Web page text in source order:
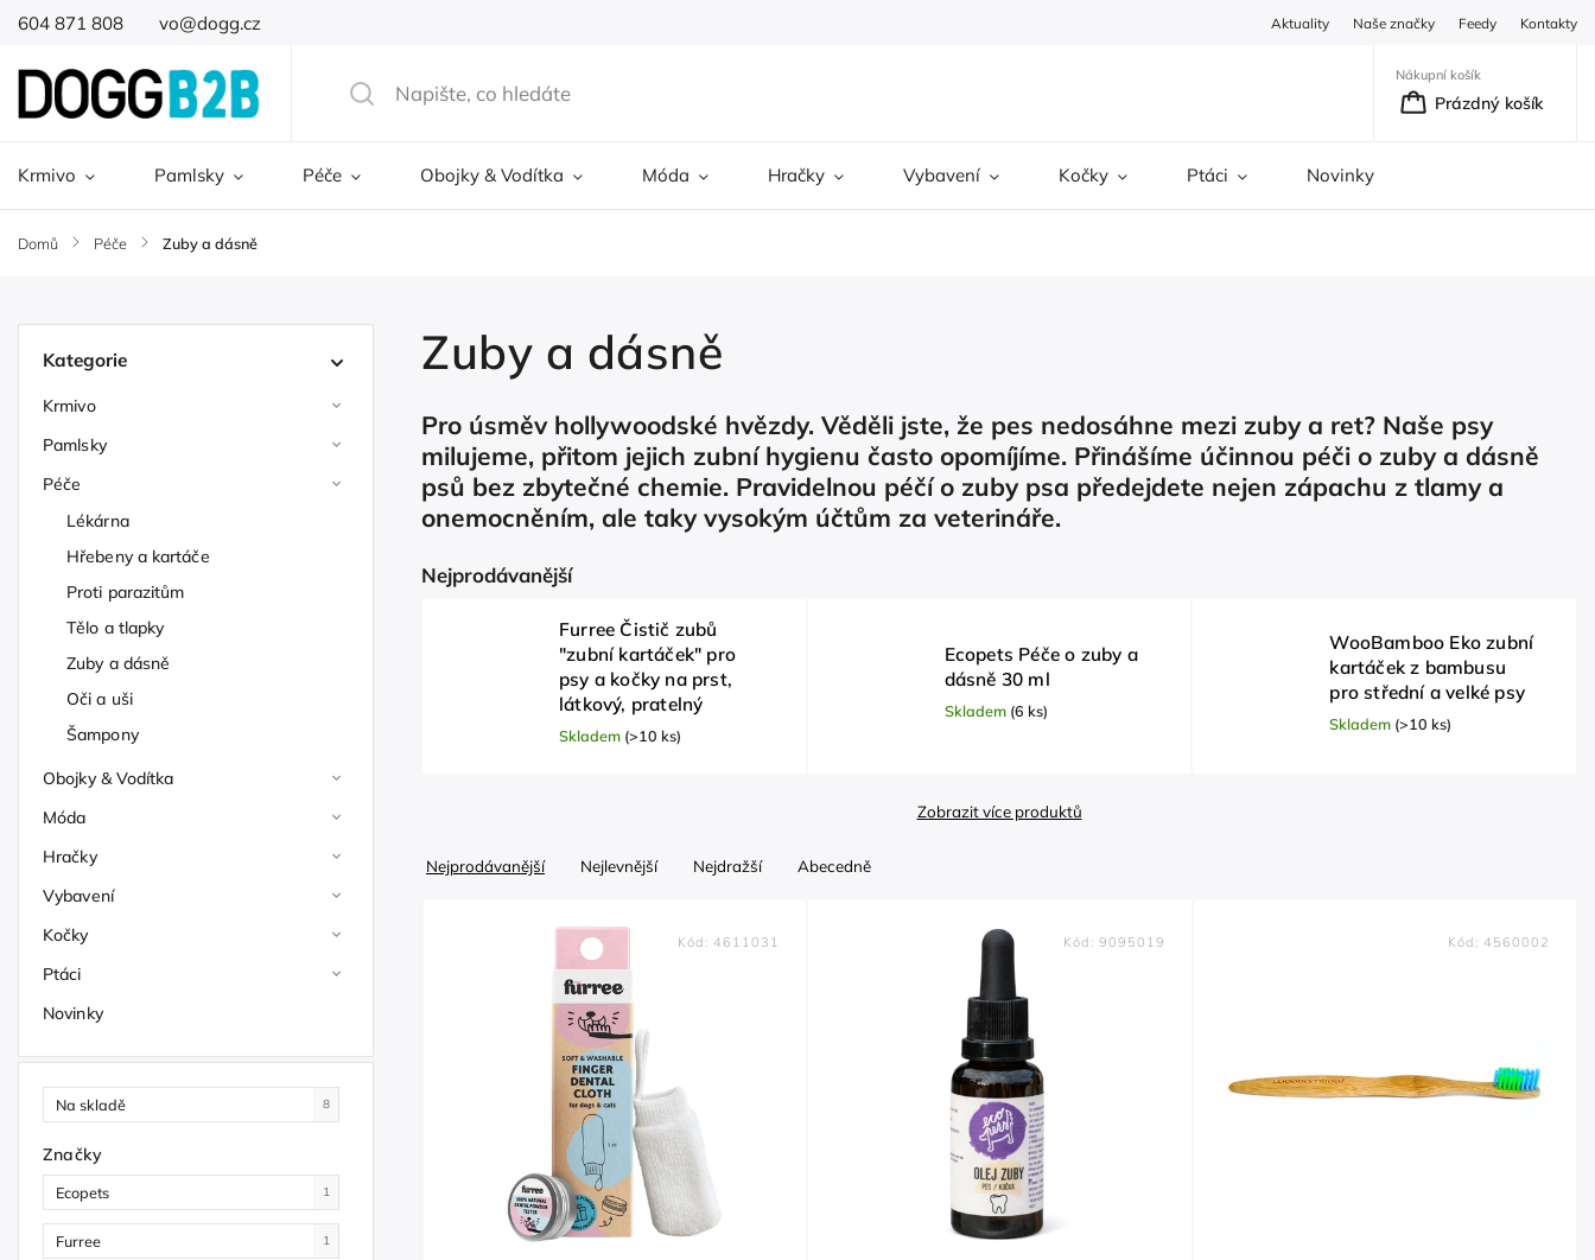
604 871 808 vo@dogg.cz Aktuality Naše značky Feedy Kontakty
Nákupní košík
Prázdný košík
Krmivo Pamlsky Péče Obojky & Vodítka Móda Hračky Vybavení Kočky Ptáci Novinky
Domů / Péče / Zuby a dásně
Kategorie
Krmivo
Pamlsky
Péče
Lékárna
Hřebeny a kartáče
Proti parazitům
Tělo a tlapky
Zuby a dásně
Oči a uši
Šampony
Obojky & Vodítka
Móda
Hračky
Vybavení
Kočky
Ptáci
Novinky
Na skladě 8
Značky
Ecopets 1
Furree 1
Zuby a dásně
Pro úsměv hollywoodské hvězdy. Věděli jste, že pes nedosáhne mezi zuby a ret? Naše psy
milujeme, přitom jejich zubní hygienu často opomíjíme. Přinášíme účinnou péči o zuby a dásně
psů bez zbytečné chemie. Pravidelnou péčí o zuby psa předejdete nejen zápachu z tlamy a
onemocněním, ale taky vysokým účtům za veterináře.
Nejprodávanější
Furree Čistič zubů
"zubní kartáček" pro
psy a kočky na prst,
látkový, pratelný
Skladem (>10 ks)
Ecopets Péče o zuby a
dásně 30 ml
Skladem (6 ks)
WooBamboo Eko zubní
kartáček z bambusu
pro střední a velké psy
Skladem (>10 ks)
Zobrazit více produktů
Nejprodávanější Nejlevnější Nejdražší Abecedně
Kód: 4611031 Kód: 9095019 Kód: 4560002